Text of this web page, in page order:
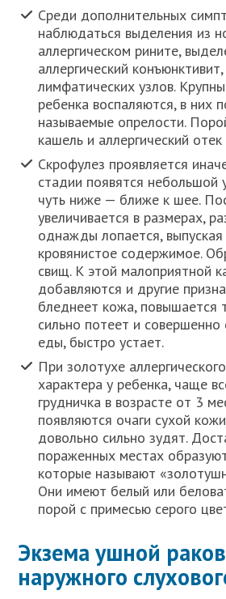
Среди дополнительных
наблюдаться выделения из
аллергическом рините,
аллергический
лимфатических узлов.
ребенка воспаляются, в них
называемые опрелости.
кашель и аллергический отек
Скрофулез проявляется
стадии появятся небольшой
чуть ниже — ближе к шее.
увеличивается в размерах,
однажды лопается,
кровянистое содержимое.
свищ. К этой малоприятной
добавляются и другие
бледнеет кожа, повышается
сильно потеет и совершенно
еды, быстро устает.
При золотухе
характера у ребенка, чаще
грудничка в возрасте от 3
появляются очаги сухой
довольно сильно зудят.
пораженных местах
которые называют
Они имеют белый или
порой с примесью серого
Экзема ушной
наружного